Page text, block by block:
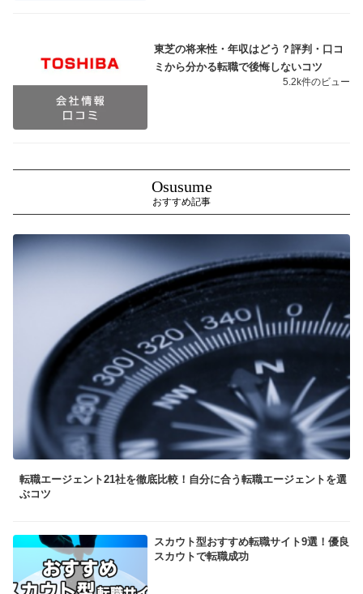
東芝の将来性・年収はどう？評判・口コ
ミから分かる転職で後悔しないコツ
5.2k件のビュー
Osusume
おすすめ記事
転職エージェント21社を徹底比較！自分に合う転職エージェントを選
ぶコツ
スカウト型おすすめ転職サイト9選！優良
スカウトで転職成功